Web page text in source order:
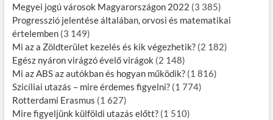
Megyei jogú városok Magyarországon 2022 (3 385)
Progresszió jelentése általában, orvosi és matematikai
értelemben (3 149)
Mi az a Zöldterület kezelés és kik végezhetik? (2 182)
Egész nyáron virágzó évelő virágok (2 148)
Mi az ABS az autókban és hogyan működik? (1 816)
Szicíliai utazás – mire érdemes figyelni? (1 774)
Rotterdami Erasmus (1 627)
Mire figyeljünk külföldi utazás előtt? (1 510)